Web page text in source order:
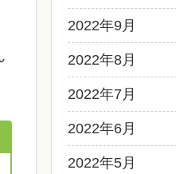
2022年9月
2022年8月
2022年7月
2022年6月
2022年5月